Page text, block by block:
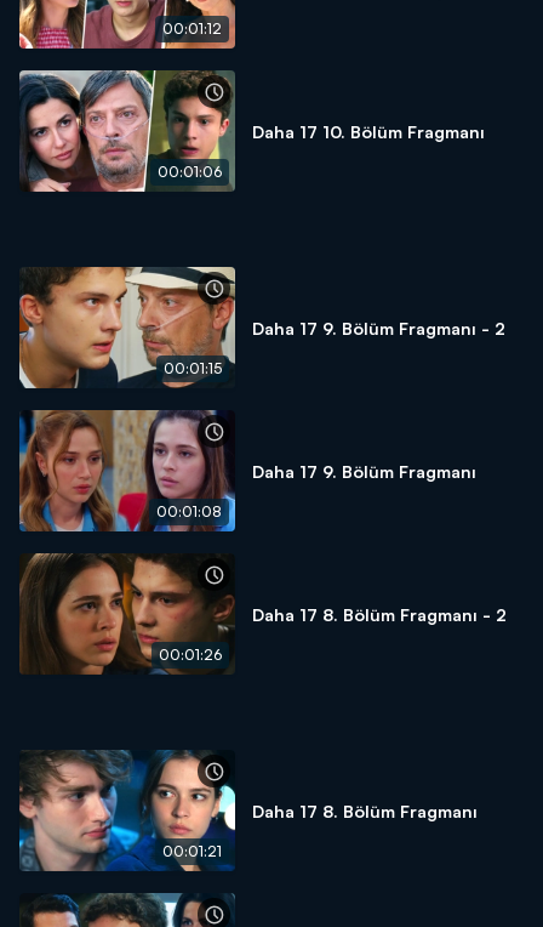
00:01:12
00:01:06
Daha 17 10. Bölüm Fragmanı
00:01:15
Daha 17 9. Bölüm Fragmanı - 2
00:01:08
Daha 17 9. Bölüm Fragmanı
00:01:26
Daha 17 8. Bölüm Fragmanı - 2
00:01:21
Daha 17 8. Bölüm Fragmanı